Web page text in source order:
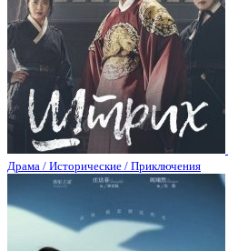
Драма / Исторические / Приключения